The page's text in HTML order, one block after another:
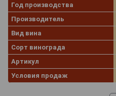
Год производства
Производитель
Вид вина
Сорт винограда
Артикул
Условия продаж